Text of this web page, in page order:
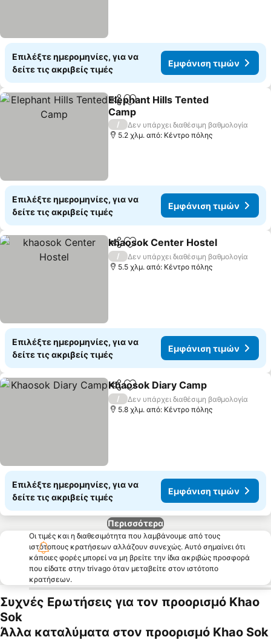
Επιλέξτε ημερομηνίες, για να
δείτε τις ακριβείς τιμές
Εμφάνιση τιμών
Κοινοποίηση
Προσθήκη στα αγαπημένα
Elephant Hills Tented
Camp
/
Δεν υπάρχει διαθέσιμη βαθμολογία
5.2 χλμ. από: Κέντρο πόλης
Επιλέξτε ημερομηνίες, για να
δείτε τις ακριβείς τιμές
Εμφάνιση τιμών
Κοινοποίηση
Προσθήκη στα αγαπημένα
khaosok Center Hostel
/
Δεν υπάρχει διαθέσιμη βαθμολογία
5.5 χλμ. από: Κέντρο πόλης
Επιλέξτε ημερομηνίες, για να
δείτε τις ακριβείς τιμές
Εμφάνιση τιμών
Κοινοποίηση
Προσθήκη στα αγαπημένα
Khaosok Diary Camp
/
Δεν υπάρχει διαθέσιμη βαθμολογία
5.8 χλμ. από: Κέντρο πόλης
Επιλέξτε ημερομηνίες, για να
δείτε τις ακριβείς τιμές
Εμφάνιση τιμών
Περισσότερα
Οι τιμές και η διαθεσιμότητα που λαμβάνουμε από τους
ιστότοπους κρατήσεων αλλάζουν συνεχώς. Αυτό σημαίνει ότι
κάποιες φορές μπορεί να μη βρείτε την ίδια ακριβώς προσφορά
που είδατε στην trivago όταν μεταβείτε στον ιστότοπο
κρατήσεων.
Συχνές Ερωτήσεις για τον προορισμό Khao
Sok
Άλλα καταλύματα στον προορισμό Khao Sok